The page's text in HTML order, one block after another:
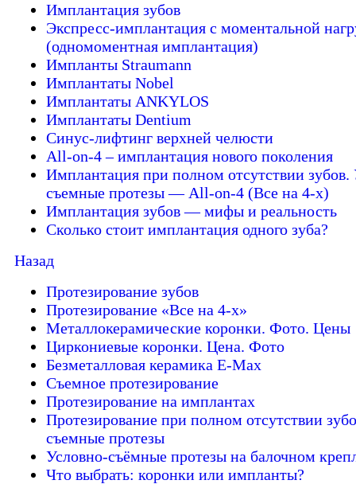
Имплантация зубов
Экспресс-имплантация с моментальной
(одномоментная имплантация)
Импланты Straumann
Имплантаты Nobel
Имплантаты ANKYLOS
Имплантаты Dentium
Синус-лифтинг верхней челюсти
All-on-4 – имплантация нового поколения
Имплантация при полном отсутствии зубов.
съемные протезы — All-on-4 (Все на 4-х)
Имплантация зубов — мифы и реальность
Сколько стоит имплантация одного зуба?
Назад
Протезирование зубов
Протезирование «Все на 4-х»
Металлокерамические коронки. Фото. Цены
Циркониевые коронки. Цена. Фото
Безметалловая керамика E-Max
Cъемное протезирование
Протезирование на имплантах
Протезирование при полном отсутствии
съемные протезы
Условно-съёмные протезы на балочном
Что выбрать: коронки или импланты?